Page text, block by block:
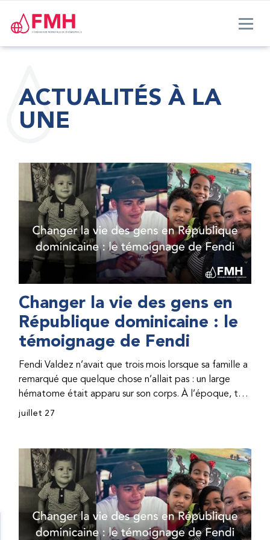
ACTUALITÉS À LA
UNE
Changer la vie des gens en
République dominicaine : le
témoignage de Fendi
Fendi Valdez n’avait que trois mois lorsque sa famille a
remarqué que quelque chose n’allait pas : un large
hématome était apparu sur son corps. À l’époque, très
peu de professionnel·les de santé de République
correct, le traitement était encore largement
indisponible. Les concentrés de facteur étaient chers
et difficiles à se procurer. Afin que son traitement dure
plus longtemps, Fendi prenait parfois une dose
inférieure à celle prescrite. À cause de ces soins limités,
il avait fréquemment des saignements, manquait
juillet 27